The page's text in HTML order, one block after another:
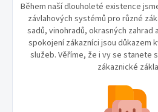
Během naší dlouholeté existence
závlahových systémů pro různé
sadů, vinohradů, okrasných zahrad
spokojení zákazníci jsou důkazem
služeb. Věříme, že i vy se stanete
zákaznické